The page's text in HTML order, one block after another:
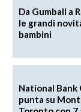
Da Gumball a
le grandi
bambini
National Bank
punta su